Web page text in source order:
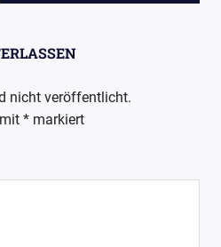
BEITRAG:
nicht veröffentlicht.
* markiert